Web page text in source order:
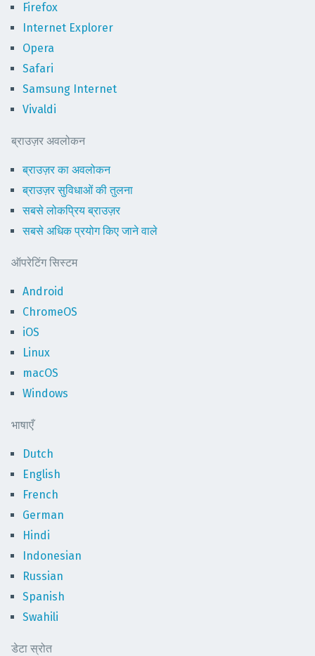
Firefox
Internet Explorer
Opera
Safari
Samsung Internet
Vivaldi
ब्राउज़र अवलोकन
ब्राउज़र का अवलोकन
ब्राउज़र सुविधाओं की तुलना
सबसे लोकप्रिय ब्राउज़र
सबसे अधिक प्रयोग किए जाने वाले
ऑपरेटिंग सिस्टम
Android
ChromeOS
iOS
Linux
macOS
Windows
भाषाएँ
Dutch
English
French
German
Hindi
Indonesian
Russian
Spanish
Swahili
डेटा स्रोत